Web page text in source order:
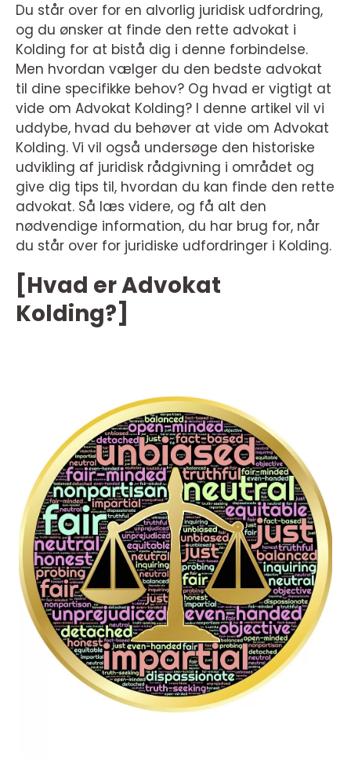
Du står over for en alvorlig juridisk udfordring,
og du ønsker at finde den rette advokat i
Kolding for at bistå dig i denne forbindelse.
Men hvordan vælger du den bedste advokat
til dine specifikke behov? Og hvad er vigtigt at
vide om Advokat Kolding? I denne artikel vil vi
uddybe, hvad du behøver at vide om Advokat
Kolding. Vi vil også undersøge den historiske
udvikling af juridisk rådgivning i området og
give dig tips til, hvordan du kan finde den rette
advokat. Så læs videre, og få alt den
nødvendige information, du har brug for, når
du står over for juridiske udfordringer i Kolding.
[Hvad er Advokat
Kolding?]